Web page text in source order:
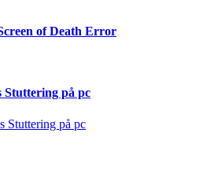
of Death Error
Stuttering på pc